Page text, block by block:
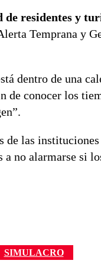
residentes y
Temprana y
dentro de una
de conocer los
las
no alarmarse si
SIMULACRO